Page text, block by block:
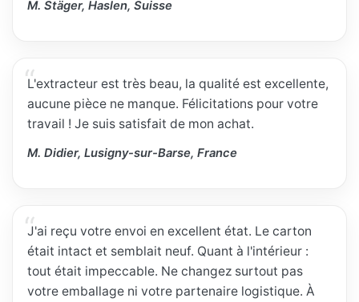
M. Stäger, Haslen, Suisse
L'extracteur est très beau, la qualité est excellente,
aucune pièce ne manque. Félicitations pour votre
travail ! Je suis satisfait de mon achat.
M. Didier, Lusigny-sur-Barse, France
J'ai reçu votre envoi en excellent état. Le carton
était intact et semblait neuf. Quant à l'intérieur :
tout était impeccable. Ne changez surtout pas
votre emballage ni votre partenaire logistique. À